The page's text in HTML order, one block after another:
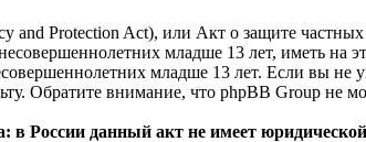
and Protection Act), или Акт о защите
младше 13 лет, иметь на
младше 13 лет. Если вы не
Обратите внимание, что phpBB Group не
в России данный акт не имеет